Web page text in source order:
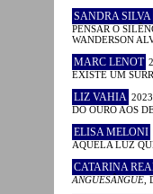
SANDRA SILVA
PENSAR O
WANDERSON
MARC LENOT
EXISTE UM
LIZ VAHIA
DO OURO AOS
ELISA MELONI
AQUELA LUZ
CATARINA
ANGUESÂNGUE